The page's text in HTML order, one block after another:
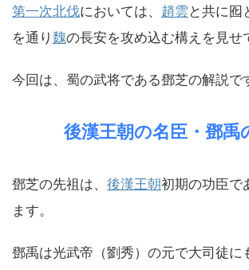
第一次北伐においては、 趙雲 と共に囮
を通り 魏の長安を攻め込む構えを見せ
今回は、蜀の武将である鄧芝の解説で
後漢王朝の名臣・鄧禹
鄧芝の先祖は、 後漢王朝初期の功臣で
ます。
鄧禹は光武帝（劉秀）の元で大司徒に